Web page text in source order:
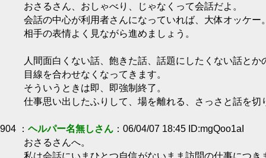
おさるさん、おしゃべり、じゃなくって会話だよ。
会話の中心が利用者さんになっていれば、大体オッケー。
相手の表情よく見ながら進めましょう。
人間面白くない話、飽きた話、話題にしたくない話とか
目線を合わせなくなってきます。
そういうときは即、即強制終了。
仕事思い出したふりして、場を離れる、さっさと話を切
904 ： ヘルパー名無しさん ：06/04/07 18:45 ID:mgQoo1aI
おさるさんへ。
私は会話にいまひとつ自信がないまま訪問の仕事につき